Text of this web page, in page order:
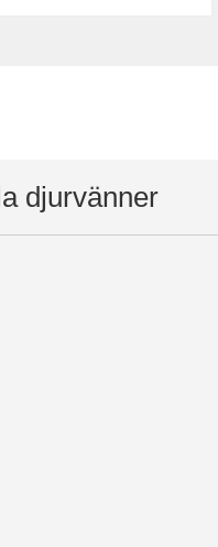
djurvänner